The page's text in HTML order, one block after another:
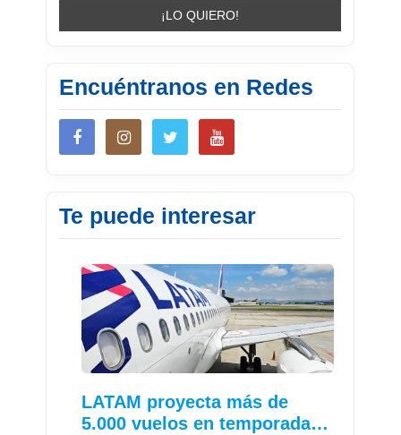
Encuéntranos en Redes
Te puede interesar
LATAM proyecta más de
5.000 vuelos en temporada…